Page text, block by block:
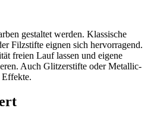
gestaltet werden. Klassische
Filzstifte eignen sich hervorragend.
freien Lauf lassen und eigene
Auch Glitzerstifte oder Metallic-
Effekte.